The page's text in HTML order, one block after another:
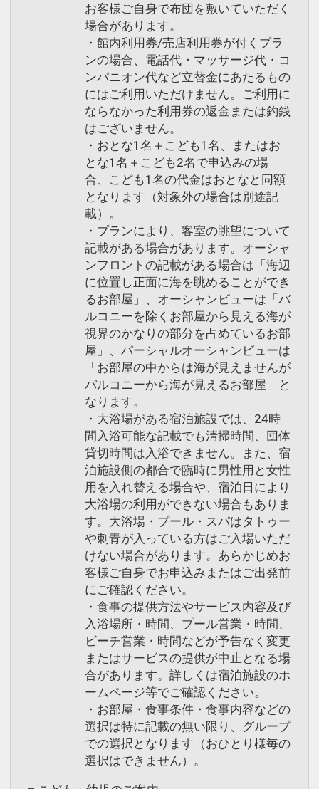
お客様ご自身で布団を敷いていただく
場合があります。
・館内利用券/売店利用券が付くプラ
ンの場合、電話代・マッサージ代・コ
ンパニオン代など立替金にあたるもの
にはご利用いただけません。ご利用に
ならなかった利用券の返金または釣銭
はございません。
・おとな1名＋こども1名、またはお
とな1名＋こども2名で申込みの場
合、こども1名の代金はおとなと同額
となります（対象外の場合は別途記
載）。
・プランにより、客室の眺望について
記載がある場合があります。オーシャ
ンフロントの記載がある場合は「海辺
に位置し正面に海を眺めることができ
るお部屋」、オーシャンビューは「バ
ルコニーを除くお部屋から見える海が
視界のかなりの部分を占めているお部
屋」、パーシャルオーシャンビューは
「お部屋の中からは海が見えませんが
バルコニーから海が見えるお部屋」と
なります。
・大浴場がある宿泊施設では、24時
間入浴可能な記載でも清掃時間、団体
貸切時間は入浴できません。また、宿
泊施設側の都合で臨時に男性用と女性
用を入れ替える場合や、宿泊日により
大浴場の利用ができない場合もありま
す。大浴場・プール・スパはタトゥー
や刺青が入っている方はご入場いただ
けない場合があります。あらかじめお
客様ご自身でお申込みまたはご出発前
にご確認ください。
・食事の提供方法やサービス内容及び
入浴場所・時間、プール営業・時間、
ビーチ営業・時間などが予告なく変更
またはサービスの提供が中止となる場
合があります。詳しくは宿泊施設のホ
ームページ等でご確認ください。
・お部屋・食事条件・食事内容などの
選択は特に記載の無い限り、グループ
での選択となります（おひとり様毎の
選択はできません）。